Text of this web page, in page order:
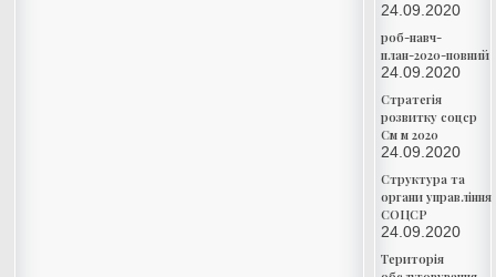
24.09.2020
роб-навч-
план-2020-повний
24.09.2020
Стратегія
розвитку соцср
См м 2020
24.09.2020
Структура та
органи управління
СОЦСР
24.09.2020
Територія